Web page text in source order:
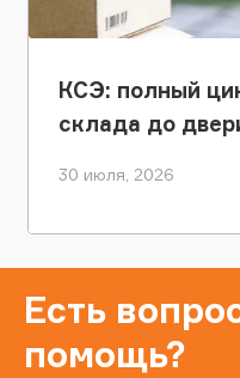
КСЭ: полный
склада до
30 июля, 2026
Есть
помощь?